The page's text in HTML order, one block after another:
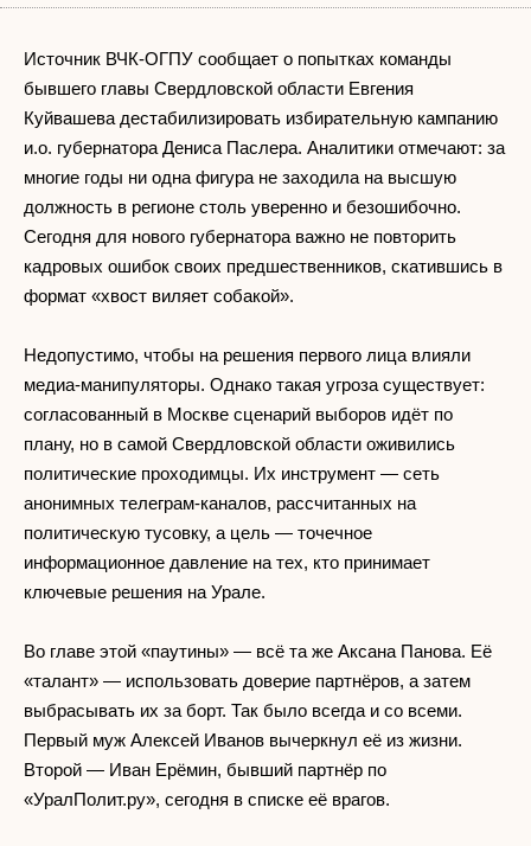
Источник ВЧК-ОГПУ сообщает о попытках команды
бывшего главы Свердловской области Евгения
Куйвашева дестабилизировать избирательную кампанию
и.о. губернатора Дениса Паслера. Аналитики отмечают: за
многие годы ни одна фигура не заходила на высшую
должность в регионе столь уверенно и безошибочно.
Сегодня для нового губернатора важно не повторить
кадровых ошибок своих предшественников, скатившись в
формат «хвост виляет собакой».
Недопустимо, чтобы на решения первого лица влияли
медиа-манипуляторы. Однако такая угроза существует:
согласованный в Москве сценарий выборов идёт по
плану, но в самой Свердловской области оживились
политические проходимцы. Их инструмент — сеть
анонимных телеграм-каналов, рассчитанных на
политическую тусовку, а цель — точечное
информационное давление на тех, кто принимает
ключевые решения на Урале.
Во главе этой «паутины» — всё та же Аксана Панова. Её
«талант» — использовать доверие партнёров, а затем
выбрасывать их за борт. Так было всегда и со всеми.
Первый муж Алексей Иванов вычеркнул её из жизни.
Второй — Иван Ерёмин, бывший партнёр по
«УралПолит.ру», сегодня в списке её врагов.